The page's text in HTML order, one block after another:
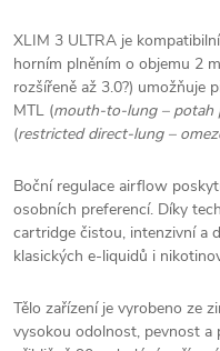
XLIM 3 ULTRA je
horním plněním o objemu 2
rozšířeně až 3.0?) umožňuje
MTL (mouth-to-lung – potah
(restricted direct-lung –
Boční regulace airflow
osobních preferencí. Díky
cartridge čistou, intenzivní a
klasických e-liquidů i
Tělo zařízení je vyrobeno ze
vysokou odolnost, pevnost